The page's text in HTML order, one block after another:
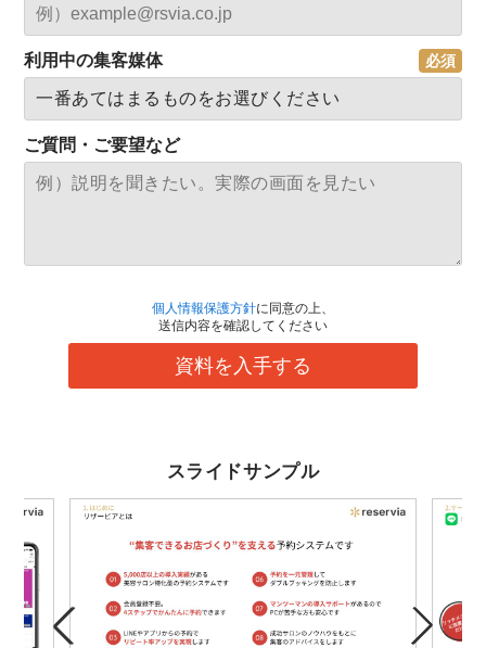
利用中の集客媒体
ご質問・ご要望など
個人情報保護方針に同意の上、
送信内容を確認してください
資料を入手する
スライドサンプル